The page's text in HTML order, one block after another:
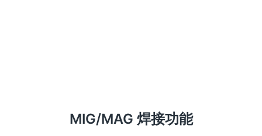
MIG/MAG 焊接功能